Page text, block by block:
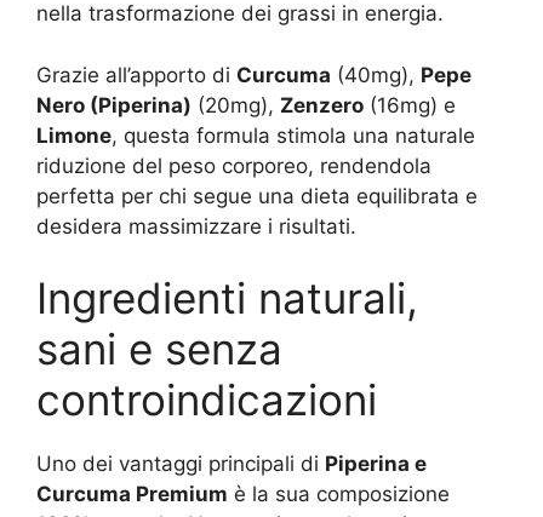
nella trasformazione dei grassi in energia.
Grazie all’apporto di Curcuma (40mg), Pepe
Nero (Piperina) (20mg), Zenzero (16mg) e
Limone, questa formula stimola una naturale
riduzione del peso corporeo, rendendola
perfetta per chi segue una dieta equilibrata e
desidera massimizzare i risultati.
Ingredienti naturali,
sani e senza
controindicazioni
Uno dei vantaggi principali di Piperina e
Curcuma Premium è la sua composizione